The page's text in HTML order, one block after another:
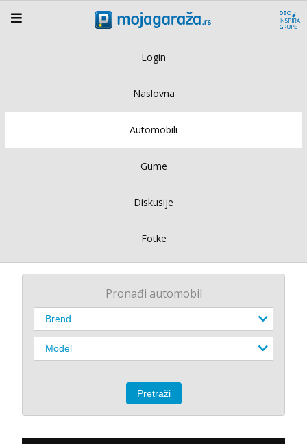
Login
Naslovna
Automobili
Gume
Diskusije
Fotke
Pronađi automobil